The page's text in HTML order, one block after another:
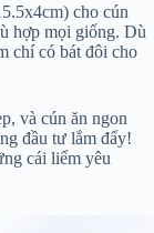
cho cún
hợp mọi giống. Dù
chí có bát đôi cho
và cún ăn ngon
đầu tư lắm đấy!
cái liếm yêu